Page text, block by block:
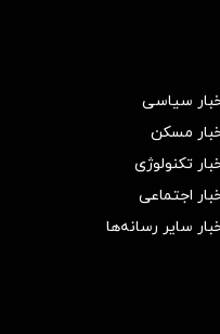
سیاسی
مسکن
تکنولوژی
اجتماعی
سایر رسانه‌‌ها